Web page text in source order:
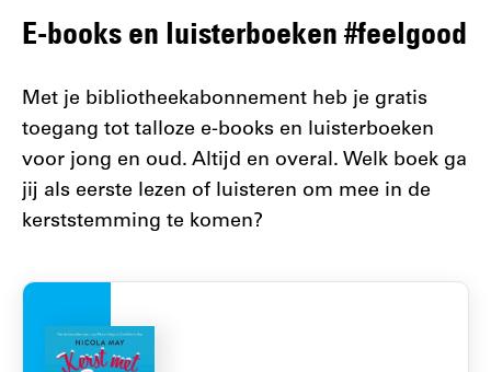
E-books en luisterboeken #feelgood
Met je bibliotheekabonnement heb je gratis
toegang tot talloze e-books en luisterboeken
voor jong en oud. Altijd en overal. Welk boek ga
jij als eerste lezen of luisteren om mee in de
kerststemming te komen?